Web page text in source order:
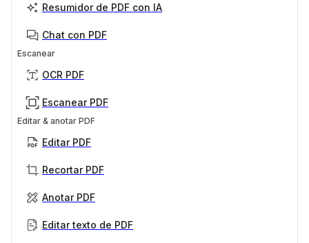
Resumidor de PDF con IA
Chat con PDF
Escanear
OCR PDF
Escanear PDF
Editar & anotar PDF
Editar PDF
Recortar PDF
Anotar PDF
Editar texto de PDF